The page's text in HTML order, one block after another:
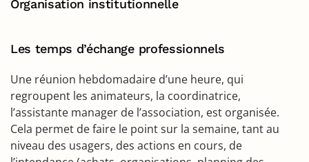
Organisation institutionnelle
Les temps d’échange professionnels
Une réunion hebdomadaire d’une heure, qui
regroupent les animateurs, la coordinatrice,
l’assistante manager de l’association, est organisée.
Cela permet de faire le point sur la semaine, tant au
niveau des usagers, des actions en cours, de